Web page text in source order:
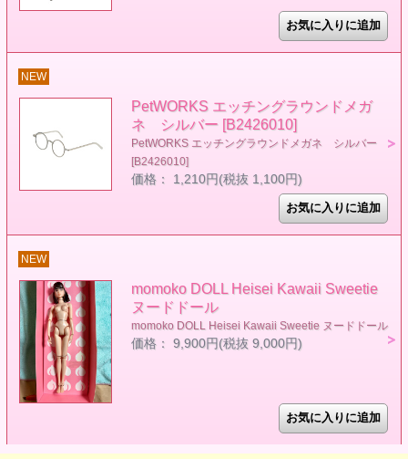
NEW
PetWORKS エッチングラウンドメガ
ネ シルバー [B2426010]
PetWORKS エッチングラウンドメガネ シルバー
[B2426010]
価格： 1,210円(税抜 1,100円)
NEW
momoko DOLL Heisei Kawaii Sweetie
ヌードドール
momoko DOLL Heisei Kawaii Sweetie ヌードドール
価格： 9,900円(税抜 9,000円)